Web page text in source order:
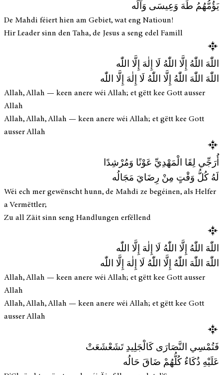
يَؤُمُّهُمُ طَهَ وَعِيسَى وَآلُه
De Mahdi féiert hien am Gebiet, wat eng Natioun!
Hir Leader sinn den Taha, de Jesus a seng edel Famill
اللّٰهَ اللّٰهُ إِلَّا اللّٰهُ لَا إِلٰهَ إِلَّا اللّٰه
اللّٰهَ اللّٰهَ اللّٰهُ إِلَّا اللّٰهُ لَا إِلٰهَ إِلَّا اللّٰه
Allah, Allah — keen anere wéi Allah; et gëtt kee Gott ausser
Allah
Allah, Allah, Allah — keen anere wéi Allah; et gëtt kee Gott
ausser Allah
أُرَجِّي لِقَا الْمَهْدِيِّ عَوْنًا وَمُرْشِدًا
لَهُ كُلُّ وَقْتٍ مِنْ رِضَايَ مَجَالُه
Wéi ech mer gewënscht hunn, de Mahdi ze begéinen, als Helfer
a Vermëttler;
Zu all Zäit sinn seng Handlungen erfëllend
اللّٰهَ اللّٰهُ إِلَّا اللّٰهُ لَا إِلٰهَ إِلَّا اللّٰه
اللّٰهَ اللّٰهَ اللّٰهُ إِلَّا اللّٰهُ لَا إِلٰهَ إِلَّا اللّٰه
Allah, Allah — keen anere wéi Allah; et gëtt kee Gott ausser
Allah
Allah, Allah, Allah — keen anere wéi Allah; et gëtt kee Gott
ausser Allah
فَتُمْسِي النَّصَارَى كَالْجَلِيدِ تَشَعْشَعَتْ
عَلَيْهِ ذُكَاءٌ كُلُّهُمْ ضَاقَ حَالُه